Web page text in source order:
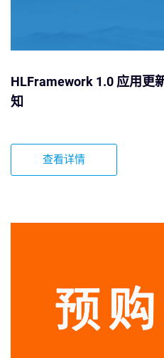
HLFramework 1.0 应用更
知
查看详情